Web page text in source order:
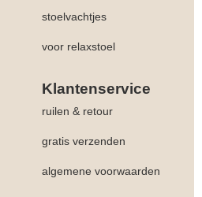
stoelvachtjes
voor relaxstoel
Klantenservice
ruilen & retour
gratis verzenden
algemene voorwaarden